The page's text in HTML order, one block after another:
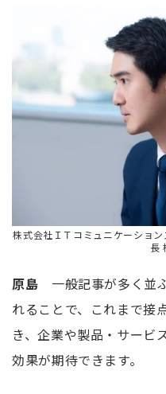
株式会社ＩＴコミュニケーショ
長
原島 一般記事が多く並
れることで、これまで接
き、企業や製品・サービ
効果が期待できます。